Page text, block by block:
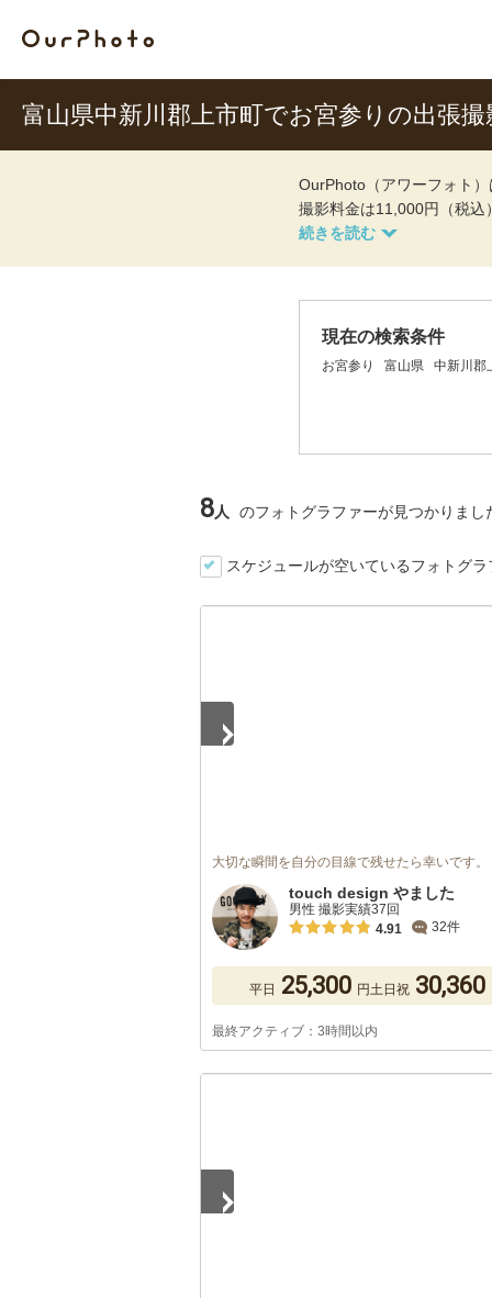
富山県中新川郡上市町でお宮参りの出張
OurPhoto（アワーフォト
撮影料金は11,000円（税込
現在の検索条件
お宮参り 富山県 中新川郡
8人 のフォトグラファーが見つかりまし
スケジュールが空いているフォトグ
大切な瞬間を自分の目線で残せたら幸いです。
touch design やました
男性 撮影実績37回
4.91
32件
平日 25,300 円土日祝 30,360
最終アクティブ：3時間以内